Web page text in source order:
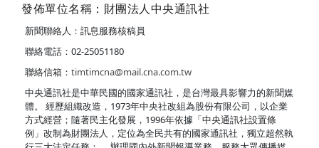
發佈單位名稱：財團法人中央通訊社
新聞聯絡人：訊息服務核稿員
聯絡電話：02-25051180
聯絡信箱： timtimcna@mail.cna.com.tw
中央通訊社是中華民國的國家通訊社，是台灣最具影響力的新聞媒
體。 經歷組織改造，1973年中央社改組為股份有限公司，以企業
方式經營；隨著民主化發展，1996年依據「中央通訊社設置條
例」改制為財團法人，定位為全民共有的國家通訊社，獨立超然執